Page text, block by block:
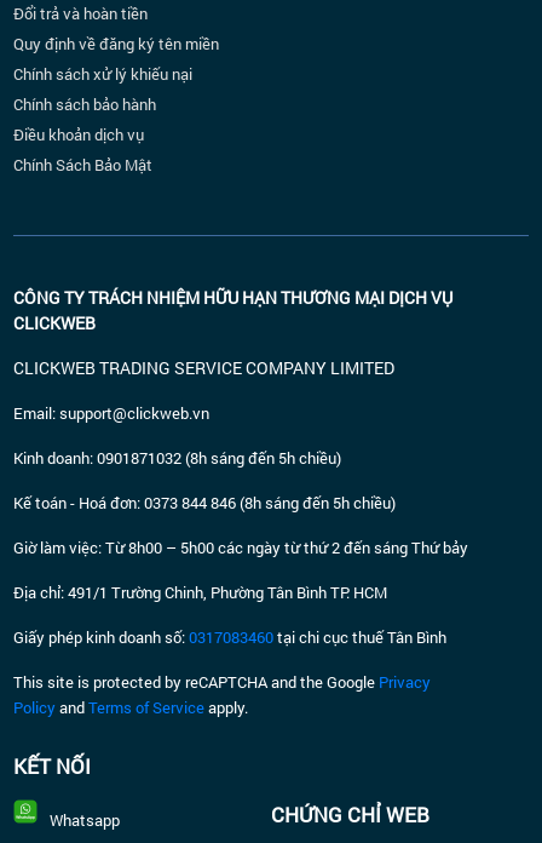
Đổi trả và hoàn tiền
Quy định về đăng ký tên miền
Chính sách xử lý khiếu nại
Chính sách bảo hành
Điều khoản dịch vụ
Chính Sách Bảo Mật
CÔNG TY TRÁCH NHIỆM HỮU HẠN THƯƠNG MẠI DỊCH VỤ
CLICKWEB
CLICKWEB TRADING SERVICE COMPANY LIMITED
Email: support@clickweb.vn
Kinh doanh: 0901871032 (8h sáng đến 5h chiều)
Kế toán - Hoá đơn: 0373 844 846 (8h sáng đến 5h chiều)
Giờ làm việc: Từ 8h00 – 5h00 các ngày từ thứ 2 đến sáng Thứ bảy
Địa chỉ: 491/1 Trường Chinh, Phường Tân Bình TP. HCM
Giấy phép kinh doanh số:0317083460tại chi cục thuế Tân Bình
This site is protected by reCAPTCHA and the Google Privacy
PolicyandTerms of Serviceapply.
KẾT NỐI
Whatsapp CHỨNG CHỈ WEB